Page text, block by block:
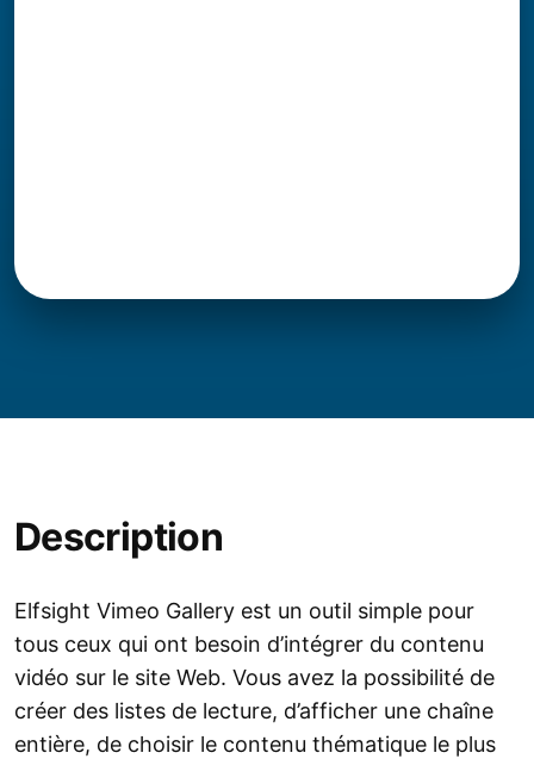
Description
Elfsight Vimeo Gallery est un outil simple pour
tous ceux qui ont besoin d’intégrer du contenu
vidéo sur le site Web. Vous avez la possibilité de
créer des listes de lecture, d’afficher une chaîne
entière, de choisir le contenu thématique le plus